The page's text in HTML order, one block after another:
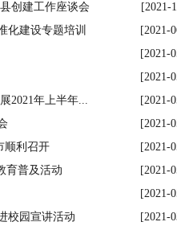
创建工作座谈会
[2021-
化建设专题培训
[2021-
[2021-
[2021-
2021年上半年...
[2021-
[2021-
顺利召开
[2021-
育普及活动
[2021-
[2021-
校园宣讲活动
[2021-